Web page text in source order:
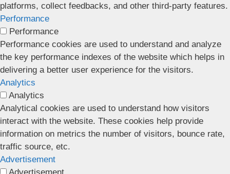
platforms, collect feedbacks, and other third-party features.
Performance
Performance
Performance cookies are used to understand and analyze
the key performance indexes of the website which helps in
delivering a better user experience for the visitors.
Analytics
Analytics
Analytical cookies are used to understand how visitors
interact with the website. These cookies help provide
information on metrics the number of visitors, bounce rate,
traffic source, etc.
Advertisement